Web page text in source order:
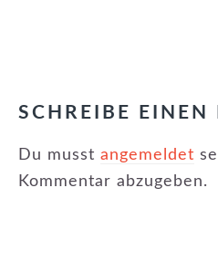
SCHREIBE EINEN
Du musst angemeldet
Kommentar abzugeben.